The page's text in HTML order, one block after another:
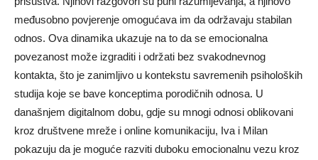
međusobno povjerenje omogućava im da održavaju stabilan
odnos. Ova dinamika ukazuje na to da se emocionalna
povezanost može izgraditi i održati bez svakodnevnog
kontakta, što je zanimljivo u kontekstu savremenih psiholoških
studija koje se bave konceptima porodičnih odnosa. U
današnjem digitalnom dobu, gdje su mnogi odnosi oblikovani
kroz društvene mreže i online komunikaciju, Iva i Milan
pokazuju da je moguće razviti duboku emocionalnu vezu kroz